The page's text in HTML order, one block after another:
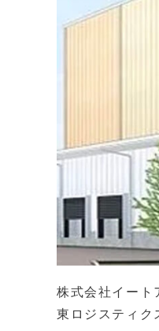
株式会社イート
東ロジスティク